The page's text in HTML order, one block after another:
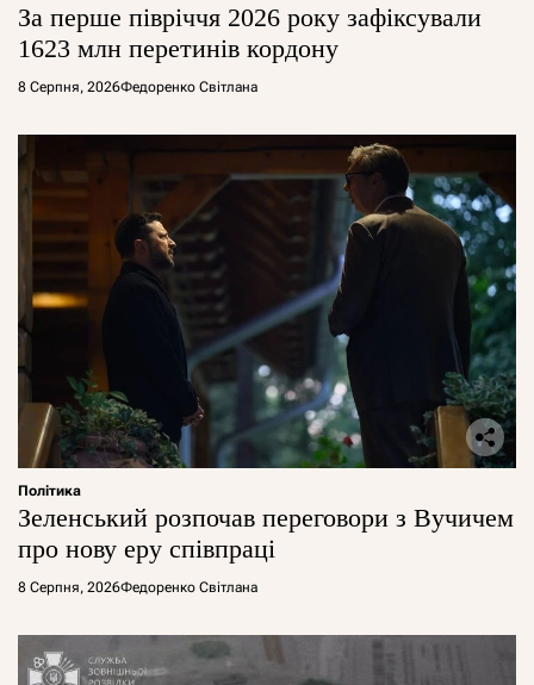
За перше півріччя 2026 року зафіксували
1623 млн перетинів кордону
8 Серпня, 2026Федоренко Світлана
Політика
Зеленський розпочав переговори з Вучичем
про нову еру співпраці
8 Серпня, 2026Федоренко Світлана